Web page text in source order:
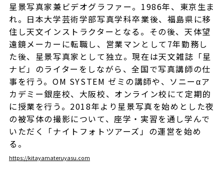
星景写真家兼ビデオグラファー。1986年、東京生ま
れ。日本大学芸術学部写真学科卒業後、福島県に移
住し天文インストラクターとなる。その後、天体望
遠鏡メーカーに転職し、営業マンとして7年勤務し
た後、星景写真家として独立。現在は天文雑誌「星
ナビ」のライターをしながら、全国で写真講師の仕
事を行う。OM SYSTEM ゼミの講師や、ソニーαア
カデミー銀座校、大阪校、オンライン校にて定期的
に授業を行う。2018年より星景写真を始めとした夜
の被写体の撮影について、座学・実習を通し学んで
いただく「ナイトフォトツアーズ」の運営を始め
る。
https://kitayamateruyasu.com